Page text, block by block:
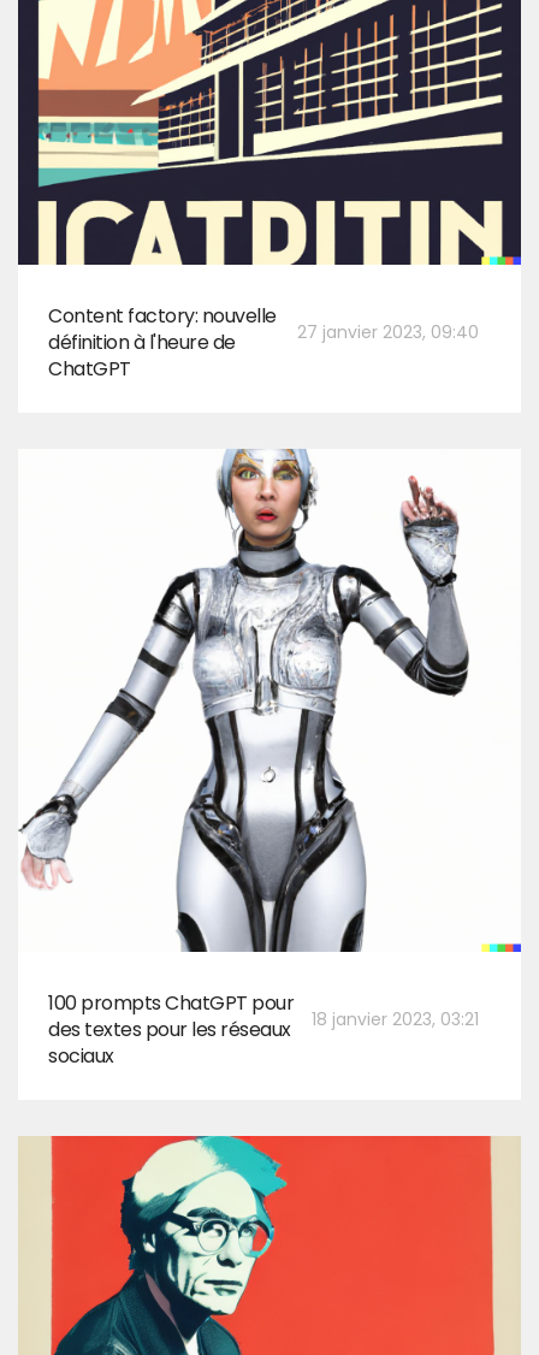
27 janvier 2023, 09:40
Content factory: nouvelle
définition à l'heure de
ChatGPT
18 janvier 2023, 03:21
100 prompts ChatGPT pour
des textes pour les réseaux
sociaux